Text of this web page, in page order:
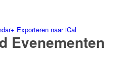
+ Exporteren naar iCal
Evenementen